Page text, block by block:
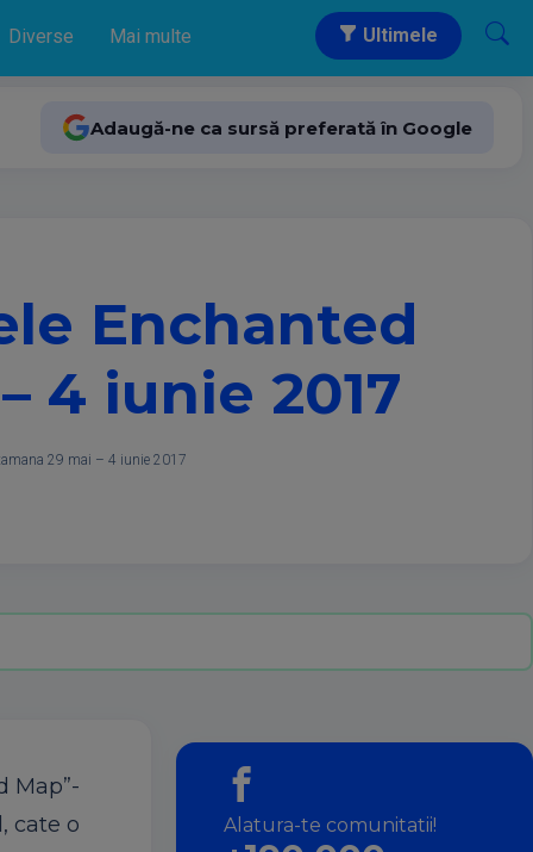
Diverse Mai multe Ultimele
Adaugă-ne ca sursă preferată în Google
Enchanted
4 iunie 2017
29 mai – 4 iunie 2017
Map”-
cate o
Alatura-te comunitatii!